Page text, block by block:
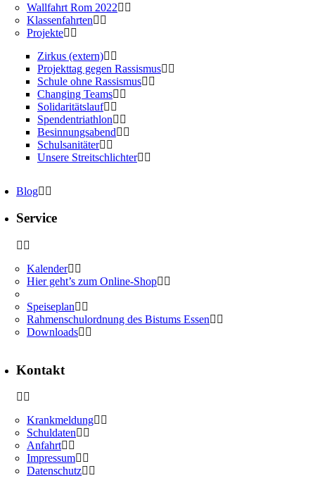
Wallfahrt Rom 2022
Klassenfahrten
Projekte
Zirkus (extern)
Projekttag gegen Rassismus
Schule ohne Rassismus
Changing Teams
Solidaritätslauf
Spendentriathlon
Besinnungsabend
Schulsanitäter
Unsere Streitschlichter
Blog
Service
Kalender
Hier geht’s zum Online-Shop
Speiseplan
Rahmenschulordnung des Bistums Essen
Downloads
Kontakt
Krankmeldung
Schuldaten
Anfahrt
Impressum
Datenschutz